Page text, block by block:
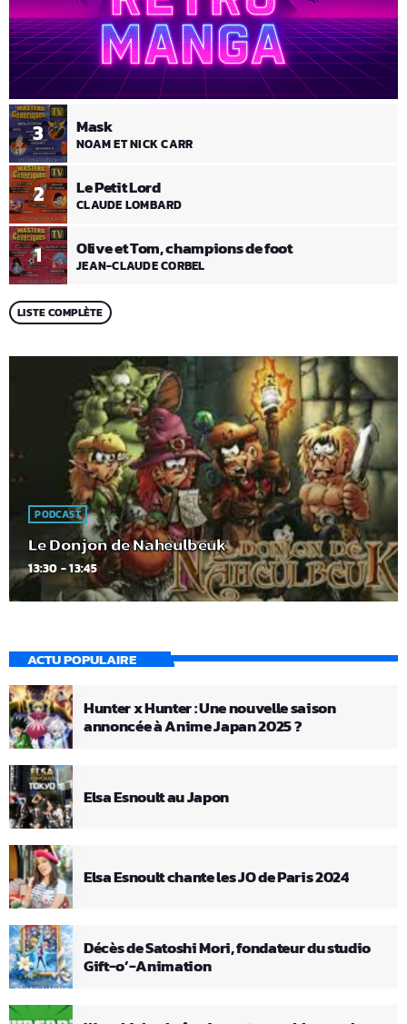
1 Olive et Tom, champions de foot
JEAN-CLAUDE CORBEL
2 Le Petit Lord
CLAUDE LOMBARD
3 Mask
NOAM ET NICK CARR
LISTE COMPLÈTE
PODCAST
Le Donjon de Naheulbeuk
13:30 - 13:45
ACTU POPULAIRE
Hunter x Hunter : Une nouvelle saison
annoncée à Anime Japan 2025 ?
Elsa Esnoult au Japon
Elsa Esnoult chante les JO de Paris 2024
Décès de Satoshi Mori, fondateur du studio
Gift-o’-Animation